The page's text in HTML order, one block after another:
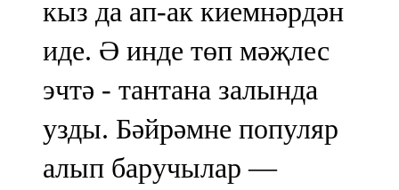
кыз да ап-ак киемнәрдән
иде. Ә инде төп мәҗлес
эчтә - тантана залында
узды. Бәйрәмне популяр
алып баручылар —